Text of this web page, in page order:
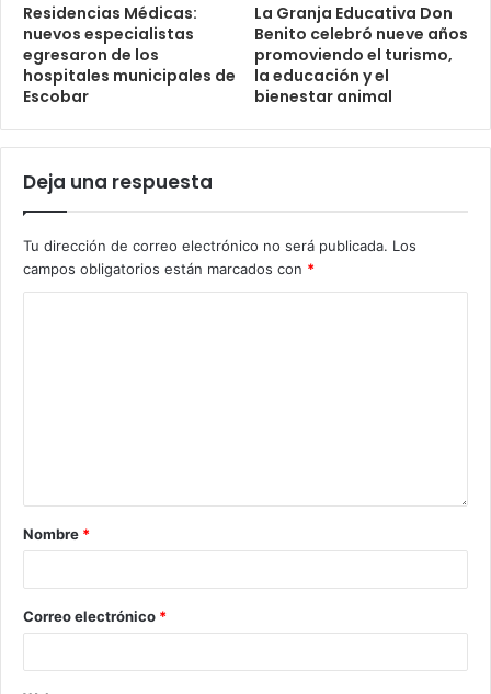
Residencias Médicas:
nuevos especialistas
egresaron de los
hospitales municipales de
Escobar
La Granja Educativa Don
Benito celebró nueve años
promoviendo el turismo,
la educación y el
bienestar animal
Deja una respuesta
Tu dirección de correo electrónico no será publicada. Los
campos obligatorios están marcados con *
Nombre *
Correo electrónico *